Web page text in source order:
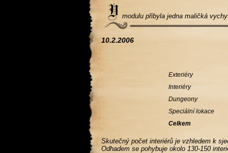
modulu přibyla jedna maličká
10.2.2006
Exteriéry
Interiéry
Dungeony
Speciální lokace
Celkem
Skutečný počet interiérů je vzhledem k
Odhadem se pohybuje okolo 130-150